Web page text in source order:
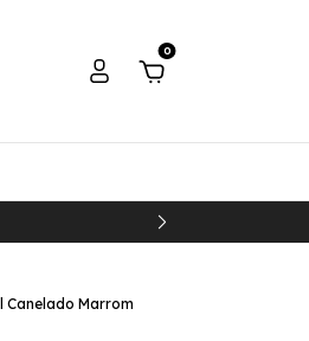
0
Canelado Marrom